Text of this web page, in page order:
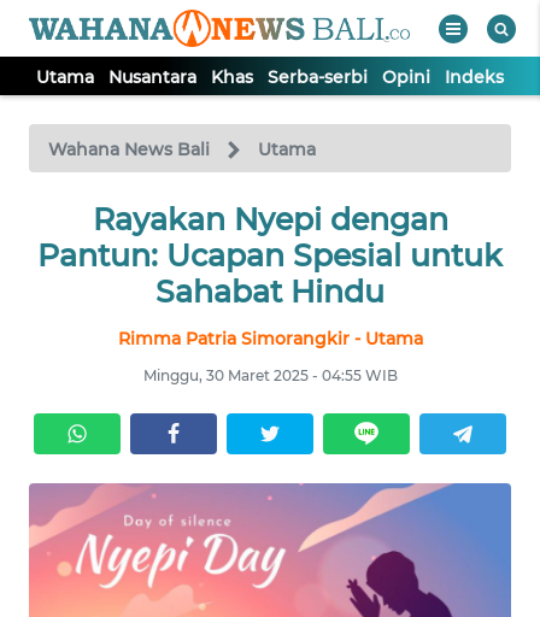
Utama Nusantara Khas Serba-serbi Opini Indeks
Wahana News Bali Utama
Rayakan Nyepi dengan
Pantun: Ucapan Spesial untuk
Sahabat Hindu
Rimma Patria Simorangkir - Utama
Minggu, 30 Maret 2025 - 04:55 WIB
TV
Tutup
SERBA-
SERBI
OPINI
Informasi